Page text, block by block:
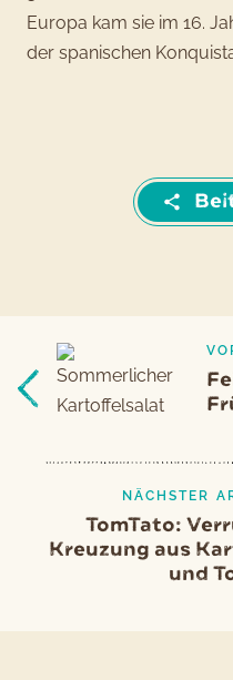
Europa kam sie im 16.
der spanischen
Beitragsnavigation
Vorheriger
Artikel
NÄCHSTER
TomTato:
Kreuzung aus
und